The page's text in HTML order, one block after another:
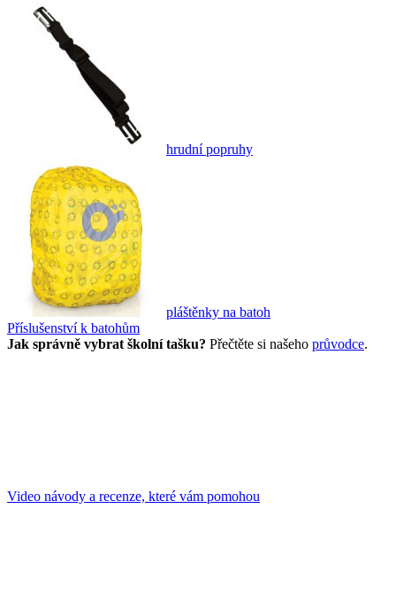
hrudní popruhy
pláštěnky na batoh
Příslušenství k batohům
Jak správně vybrat školní tašku? Přečtěte si našeho průvodce.
Video návody a recenze, které vám pomohou